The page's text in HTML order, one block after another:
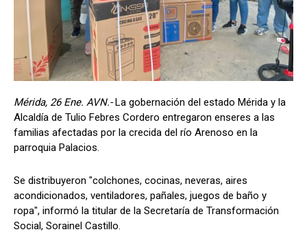
Mérida, 26 Ene. AVN.-La gobernación del estado Mérida y la
Alcaldía de Tulio Febres Cordero entregaron enseres a las
familias afectadas por la crecida del río Arenoso en la
parroquia Palacios.
Se distribuyeron "colchones, cocinas, neveras, aires
acondicionados, ventiladores, pañales, juegos de baño y
ropa", informó la titular de la Secretaría de Transformación
Social, Sorainel Castillo.